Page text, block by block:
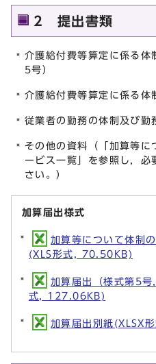
2 提出書類
介護給付費等算定に係る体
5号）
介護給付費等算定に係る体
従業者の勤務の体制及び勤
その他の資料（「加算等に
ービス一覧」を参照し，必
さい。）
加算届出様式
加算等について体制
(XLS形式, 70.50KB)
加算届出（様式第5
式, 127.06KB)
加算届出別紙(XLSX